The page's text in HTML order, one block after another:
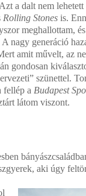
a dalt nem lehetett
Rolling Stones is.
meghallottam,
nagy generáció
amit művelt, az
gondosan
szünettel.
fellép a Budapest
látom viszont.
aki úgy